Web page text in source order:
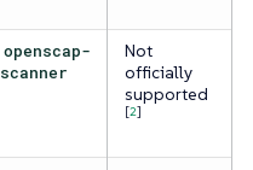
openscap-
scanner
Not
officially
supported
[2]